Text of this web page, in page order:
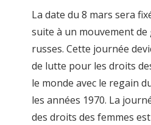
La date du 8 mars sera
suite à un mouvement
russes. Cette journée
de lutte pour les droits
le monde avec le regain
les années 1970. La
des droits des femmes